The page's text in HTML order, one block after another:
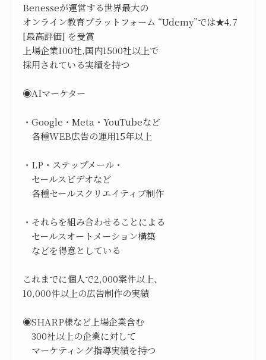
Benesseが運営する世界最大の
オンライン教育プラットフォーム “Udemy”では★4.7
[最高評価] を受賞
上場企業100社,国内1500社以上で
採用されている実績を持つ
◉AIマーケター
・Google・Meta・YouTubeなど
各種WEB広告の運用15年以上
・LP・ステップメール・
セールスビデオなど
各種セールスクリエイティブ制作
・それらを組み合わせることによる
セールスオートメーション構築
などを得意としている
これまでに個人で2,000案件以上、
10,000件以上の広告制作の実績
◉SHARP様など上場企業含む
300社以上の企業に対して
マーケティング指導実績を持つ